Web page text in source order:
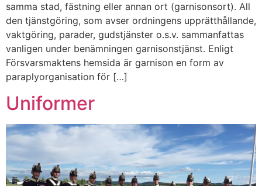
samma stad, fästning eller annan ort (garnisonsort). All
den tjänstgöring, som avser ordningens upprätthållande,
vaktgöring, parader, gudstjänster o.s.v. sammanfattas
vanligen under benämningen garnisonstjänst. Enligt
Försvarsmaktens hemsida är garnison en form av
paraplyorganisation för […]
Uniformer